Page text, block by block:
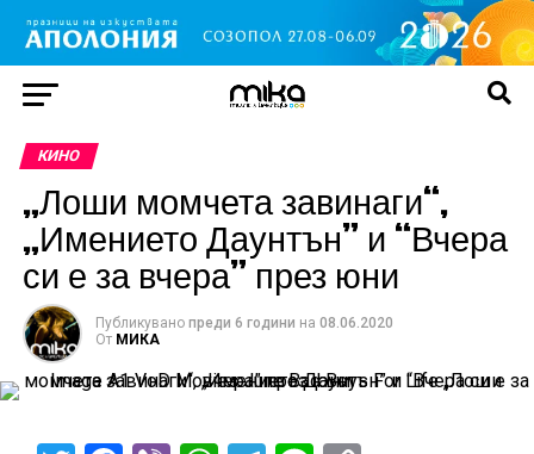
КИНО
„Лоши момчета завинаги“,
„Имението Даунтън” и “Вчера
си е за вчера” през юни
Публикувано преди 6 години на 08.06.2020
От МИКА